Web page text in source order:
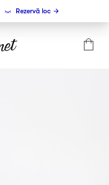
Rezervă loc